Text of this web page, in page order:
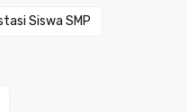
Siswa SMP